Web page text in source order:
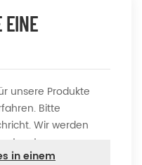
EINE
unsere Produkte
Bitte
Wir werden
in einem